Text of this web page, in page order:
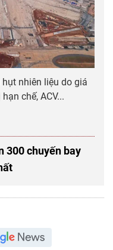
nhiên liệu do giá
chế, ACV...
300 chuyến bay